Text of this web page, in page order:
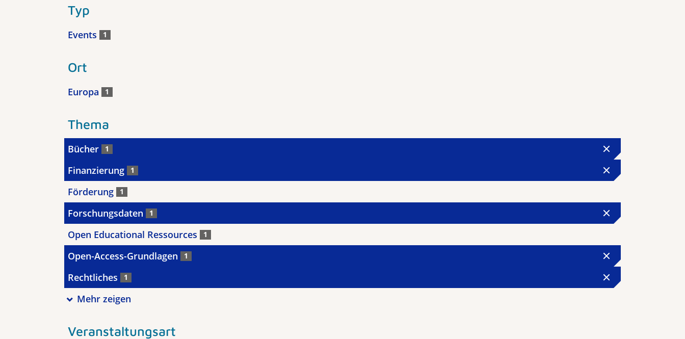
Typ
Events 1
Ort
Europa 1
Thema
Bücher 1
Finanzierung 1
Förderung 1
Forschungsdaten 1
Open Educational Ressources 1
Open-Access-Grundlagen 1
Rechtliches 1
Mehr zeigen
Veranstaltungsart